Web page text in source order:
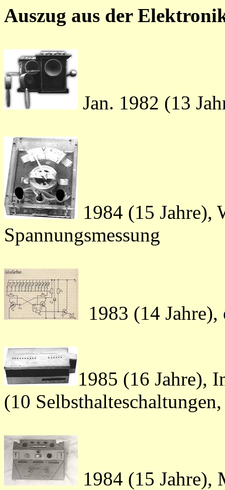
Auszug aus der
Jan. 1982 (13
1984 (15 Jahre),
Spannungsmessung
1983 (14
1985 (16 Jahre),
(10
1984 (15 Jahre),